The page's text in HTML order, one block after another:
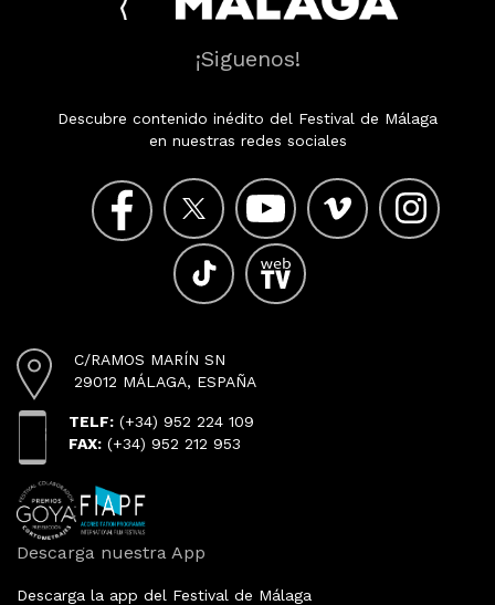
¡Siguenos!
Descubre contenido inédito del Festival de Málaga
en nuestras redes sociales
C/RAMOS MARÍN SN
29012 MÁLAGA, ESPAÑA
TELF: (+34) 952 224 109
FAX: (+34) 952 212 953
Descarga nuestra App
Descarga la app del Festival de Málaga